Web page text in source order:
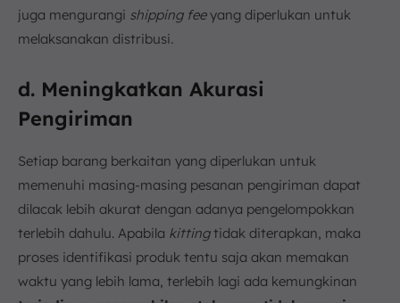
juga mengurangi shipping feeyang diperlukan untuk
melaksanakan distribusi.
d. Meningkatkan Akurasi
Pengiriman
Setiap barang berkaitan yang diperlukan untuk
memenuhi masing-masing pesanan pengiriman dapat
dilacak lebih akurat dengan adanya pengelompokkan
terlebih dahulu. Apabila kittingtidak diterapkan, maka
proses identifikasi produk tentu saja akan memakan
waktu yang lebih lama, terlebih lagi ada kemungkinan